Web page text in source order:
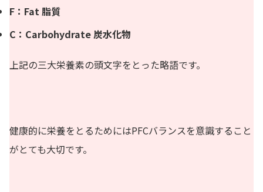
F：Fat 脂質
C：Carbohydrate 炭水化物
上記の三大栄養素の頭文字をとった略語です。
健康的に栄養をとるためにはPFCバランスを意識すること
がとても大切です。